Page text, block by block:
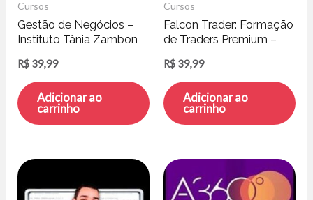
Cursos
Gestão de Negócios –
Instituto Tânia Zambon
R$ 39,99
Adicionar ao
carrinho
Cursos
Falcon Trader: Formação
de Traders Premium –
R$ 39,99
Adicionar ao
carrinho